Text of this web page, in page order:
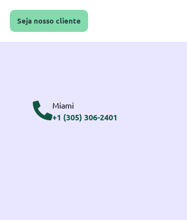
Seja nosso cliente
Miami
+1 (305) 306-2401